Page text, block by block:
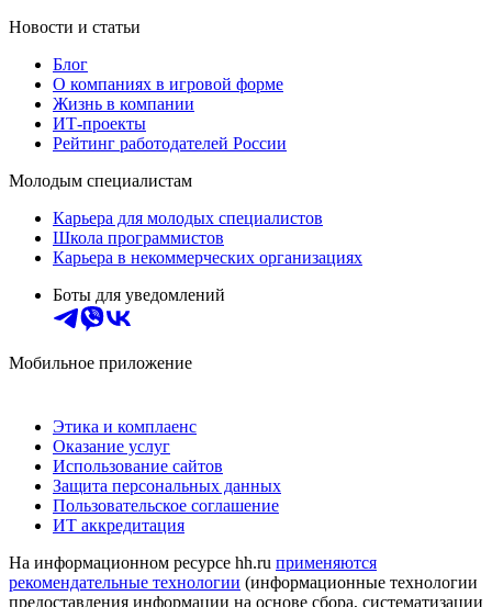
Новости и статьи
Блог
О компаниях в игровой форме
Жизнь в компании
ИТ-проекты
Рейтинг работодателей России
Молодым специалистам
Карьера для молодых специалистов
Школа программистов
Карьера в некоммерческих организациях
Боты для уведомлений
Мобильное приложение
Этика и комплаенс
Оказание услуг
Использование сайтов
Защита персональных данных
Пользовательское соглашение
ИТ аккредитация
На информационном ресурсе hh.ru применяются
рекомендательные технологии (информационные технологии
предоставления информации на основе сбора, систематизации